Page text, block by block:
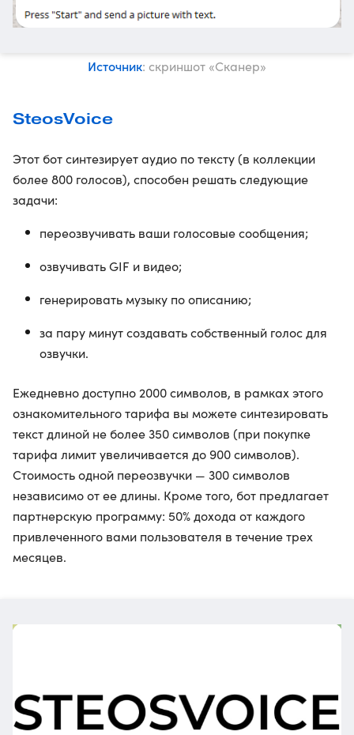
Источник: скриншот «Сканер»
SteosVoice
Этот бот синтезирует аудио по тексту (в коллекции
более 800 голосов), способен решать следующие
задачи:
переозвучивать ваши голосовые сообщения;
озвучивать GIF и видео;
генерировать музыку по описанию;
за пару минут создавать собственный голос для
озвучки.
Ежедневно доступно 2000 символов, в рамках этого
ознакомительного тарифа вы можете синтезировать
текст длиной не более 350 символов (при покупке
тарифа лимит увеличивается до 900 символов).
Стоимость одной переозвучки — 300 символов
независимо от ее длины. Кроме того, бот предлагает
партнерскую программу: 50% дохода от каждого
привлеченного вами пользователя в течение трех
месяцев.